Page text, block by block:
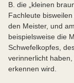
B. die „kleinen
Fachleute
den Meister, und
beispielsweise die
Schwefelkopfes,
verinnerlicht
erkennen wird.